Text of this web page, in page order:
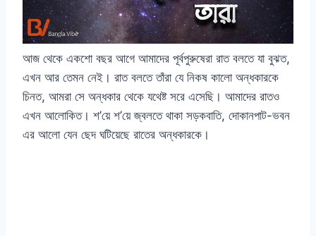
আজ থেকে একশো বছর আগে আমাদের পূর্বপুরুষেরা রাত বলতে যা বুঝত,
এখন আর তেমন নেই। রাত বলতে তাঁরা যে নিকষ কালো অন্ধকারকে
চিনত, আমরা সে অন্ধকার থেকে যথেষ্ট সরে এসেছি। আমাদের রাতও
এখন আলোকিত। শ’য়ে শ’য়ে জ্বলতে থাকা সড়কবাতি, দোকানপাট-ভবন
এর আলো যেন ছেদ ঘটিয়েছে রাতের অন্ধকারকে।